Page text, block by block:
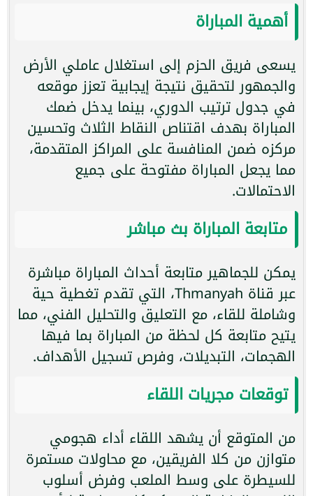
أهمية المباراة
يسعى فريق الحزم إلى استغلال عاملي الأرض
والجمهور لتحقيق نتيجة إيجابية تعزز موقعه
في جدول ترتيب الدوري، بينما يدخل ضمك
المباراة بهدف اقتناص النقاط الثلاث وتحسين
مركزه ضمن المنافسة على المراكز المتقدمة،
مما يجعل المباراة مفتوحة على جميع
الاحتمالات.
متابعة المباراة بث مباشر
يمكن للجماهير متابعة أحداث المباراة مباشرة
عبر قناة Thmanyah، التي تقدم تغطية حية
وشاملة للقاء، مع التعليق والتحليل الفني، مما
يتيح متابعة كل لحظة من المباراة بما فيها
الهجمات، التبديلات، وفرص تسجيل الأهداف.
توقعات مجريات اللقاء
من المتوقع أن يشهد اللقاء أداء هجومي
متوازن من كلا الفريقين، مع محاولات مستمرة
للسيطرة على وسط الملعب وفرض أسلوب